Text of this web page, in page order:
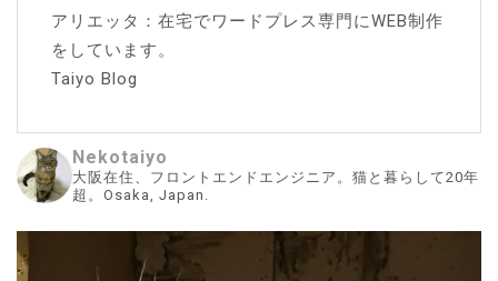
アリエッタ：在宅でワードプレス専門にWEB制作
をしています。
Taiyo Blog
Nekotaiyo
大阪在住、フロントエンドエンジニア。猫と暮らして20年
超。Osaka, Japan.